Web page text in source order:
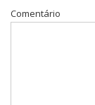
Comentário